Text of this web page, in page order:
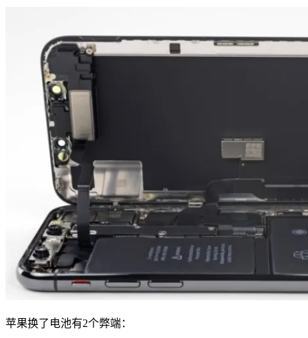
苹果换了电池有2个弊端：